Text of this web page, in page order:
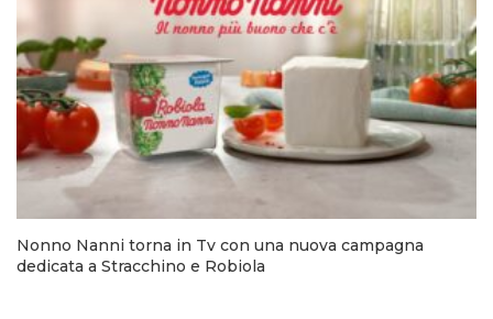
Nonno Nanni torna in Tv con una nuova campagna
dedicata a Stracchino e Robiola